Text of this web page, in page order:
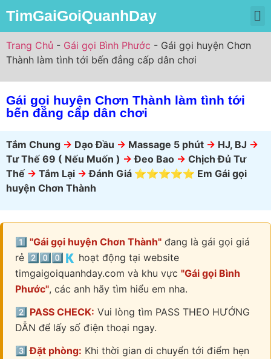
TimGaiGoiQuanhDay
Trang Chủ - Gái gọi Bình Phước - Gái gọi huyện Chơn
Thành làm tình tới bến đẳng cấp dân chơi
Gái gọi huyện Chơn Thành làm tình tới
bến đẳng cấp dân chơi
Tắm Chung -> Dạo Đầu -> Massage 5 phút -> HJ, BJ ->
Tư Thế 69 ( Nếu Muốn ) -> Đeo Bao -> Chịch Đủ Tư
Thế -> Tắm Lại -> Đánh Giá ⭐⭐⭐⭐⭐ Em Gái gọi
huyện Chơn Thành
1️⃣ "Gái gọi huyện Chơn Thành" đang là gái gọi giá
rẻ 2️⃣0️⃣0️⃣🇰 hoạt động tại website
timgaigoiquanhday.com và khu vực "Gái gọi Bình
Phước", các anh hãy tìm hiểu em nha.
2️⃣ PASS CHECK: Vui lòng tìm PASS THEO HƯỚNG
DẪN để lấy số điện thoại ngay.
3️⃣ Đặt phòng: Khi thời gian di chuyển tới điểm hẹn